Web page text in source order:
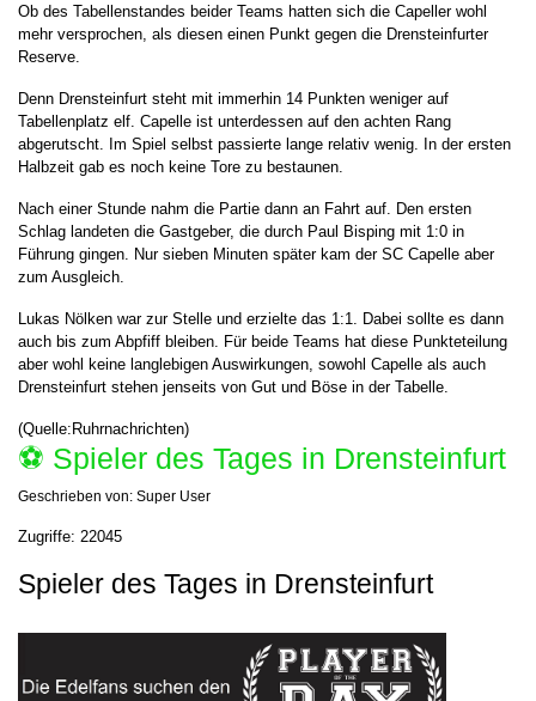
Ob des Tabellenstandes beider Teams hatten sich die Capeller wohl
mehr versprochen, als diesen einen Punkt gegen die Drensteinfurter
Reserve.
Denn Drensteinfurt steht mit immerhin 14 Punkten weniger auf
Tabellenplatz elf. Capelle ist unterdessen auf den achten Rang
abgerutscht. Im Spiel selbst passierte lange relativ wenig. In der ersten
Halbzeit gab es noch keine Tore zu bestaunen.
Nach einer Stunde nahm die Partie dann an Fahrt auf. Den ersten
Schlag landeten die Gastgeber, die durch Paul Bisping mit 1:0 in
Führung gingen. Nur sieben Minuten später kam der SC Capelle aber
zum Ausgleich.
Lukas Nölken war zur Stelle und erzielte das 1:1. Dabei sollte es dann
auch bis zum Abpfiff bleiben. Für beide Teams hat diese Punkteteilung
aber wohl keine langlebigen Auswirkungen, sowohl Capelle als auch
Drensteinfurt stehen jenseits von Gut und Böse in der Tabelle.
(Quelle:Ruhrnachrichten)
⚽️ Spieler des Tages in Drensteinfurt
Geschrieben von: Super User
Zugriffe: 22045
Spieler des Tages in Drensteinfurt